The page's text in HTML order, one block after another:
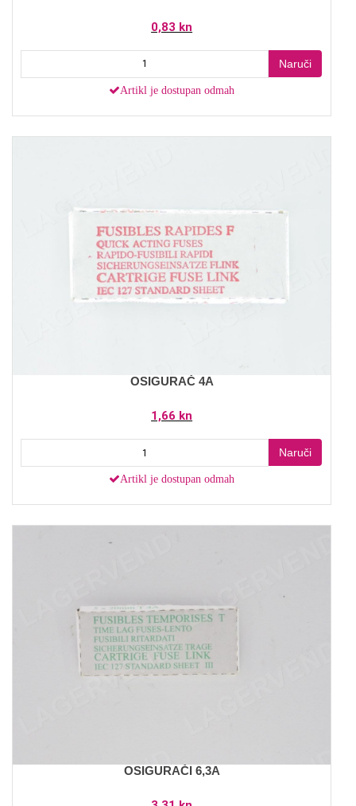
0,83 kn
Naruči
Artikl je dostupan odmah
OSIGURAČ 4A
1,66 kn
Naruči
Artikl je dostupan odmah
OSIGURAČI 6,3A